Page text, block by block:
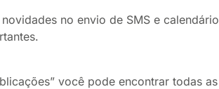
no envio de SMS e calendário
você pode encontrar todas as